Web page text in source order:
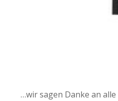
…wir sagen Danke an